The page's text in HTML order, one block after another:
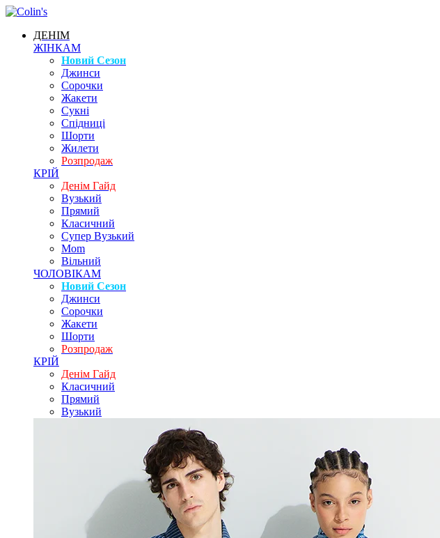
ДЕНІМ
ЖІНКАМ
Новий Сезон
Джинси
Сорочки
Жакети
Сукні
Спідниці
Шорти
Жилети
Розпродаж
КРІЙ
Денім Гайд
Вузький
Прямий
Класичний
Супер Вузький
Mom
Вільний
ЧОЛОВІКАМ
Новий Сезон
Джинси
Сорочки
Жакети
Шорти
Розпродаж
КРІЙ
Денім Гайд
Класичний
Прямий
Вузький